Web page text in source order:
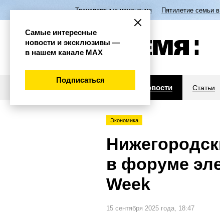
Транспортные изменения Пятилетие семьи
Новости Статьи
Экономика
в форуме
Week
15 сентября 2025 года, 18:47
Самые интересные
новости и эксклюзивы —
в нашем канале МАХ
Подписаться